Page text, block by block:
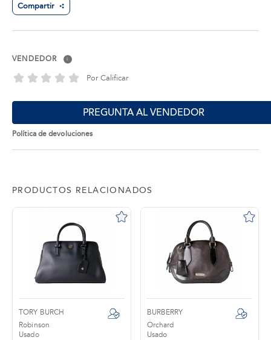
Compartir
VENDEDOR i
Por Calificar
PREGUNTA AL VENDEDOR
Política de devoluciones
PRODUCTOS RELACIONADOS
TORY BURCH
Robinson
Usado
BURBERRY
Orchard
Usado